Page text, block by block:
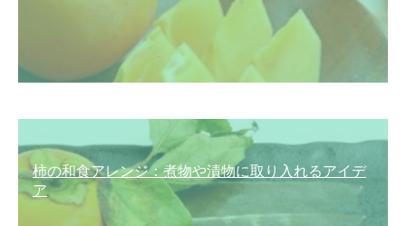
柿の和食アレンジ：煮物や漬物に取り入れるアイデ
ア